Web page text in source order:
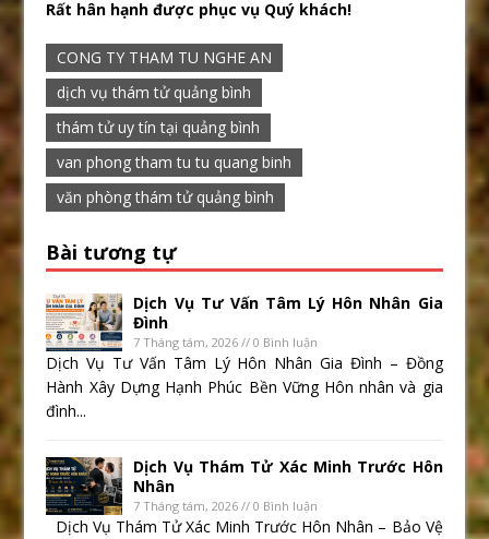
Rất hân hạnh được phục vụ Quý khách!
CONG TY THAM TU NGHE AN
dịch vụ thám tử quảng bình
thám tử uy tín tại quảng bình
van phong tham tu tu quang binh
văn phòng thám tử quảng bình
Bài tương tự
Dịch Vụ Tư Vấn Tâm Lý Hôn Nhân Gia
Đình
7 Tháng tám, 2026 // 0 Bình luận
Dịch Vụ Tư Vấn Tâm Lý Hôn Nhân Gia Đình – Đồng
Hành Xây Dựng Hạnh Phúc Bền Vững Hôn nhân và gia
đình...
Dịch Vụ Thám Tử Xác Minh Trước Hôn
Nhân
7 Tháng tám, 2026 // 0 Bình luận
Dịch Vụ Thám Tử Xác Minh Trước Hôn Nhân – Bảo Vệ